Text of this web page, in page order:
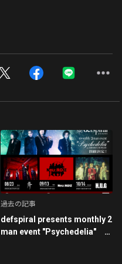
過去の記事
defspiral presents monthly 2
man event "Psychedelia"